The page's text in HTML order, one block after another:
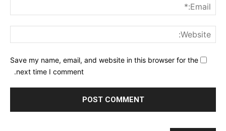
Save my name, email, and website in this browser for the
next time I comment.